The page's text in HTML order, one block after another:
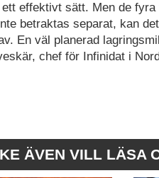
effektivt sätt. Men de
betraktas separat, kan
En väl planerad
chef för Infinidat i
ÄVEN VILL LÄSA